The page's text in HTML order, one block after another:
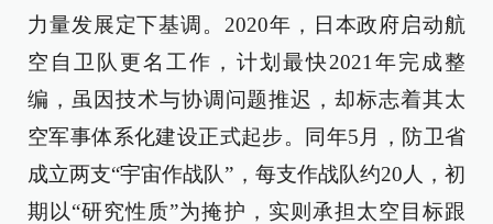
力量发展定下基调。2020年，日本政府启动航
空自卫队更名工作，计划最快2021年完成整
编，虽因技术与协调问题推迟，却标志着其太
空军事体系化建设正式起步。同年5月，防卫省
成立两支“宇宙作战队”，每支作战队约20人，初
期以“研究性质”为掩护，实则承担太空目标跟